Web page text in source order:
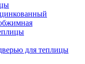
для теплицы